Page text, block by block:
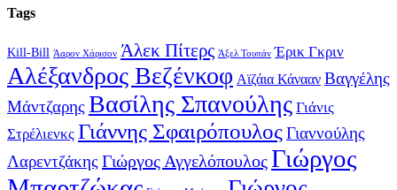
Tags
Kill-Bill Άαρον Χάρισον Άλεκ Πίτερς Άξελ Τουπάν Έρικ Γκριν
Αλέξανδρος Βεζένκοφ Αϊζάια Κάνααν Βαγγέλης
Μάντζαρης Βασίλης Σπανούλης Γιάνις
Στρέλιενκς Γιάννης ΣφαιρόπουλοςΓιαννούλης
Λαρεντζάκης Γιώργος ΑγγελόπουλοςΓιώργος